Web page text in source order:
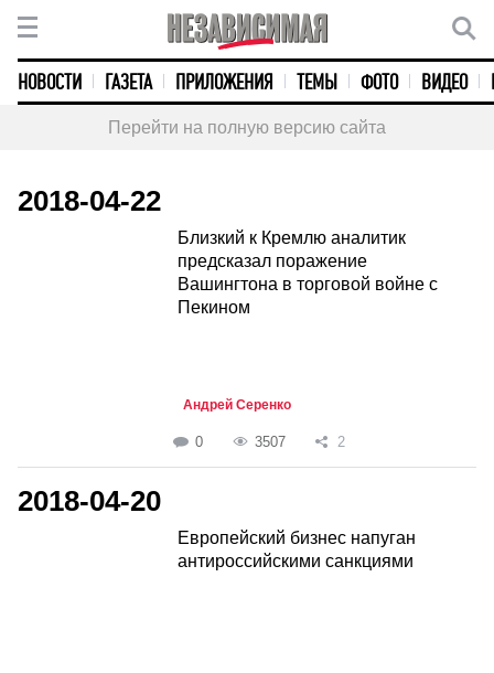
НОВОСТИ ГАЗЕТА ПРИЛОЖЕНИЯ ТЕМЫ ФОТО ВИДЕО
Перейти на полную версию сайта
2018-04-22
Близкий к Кремлю аналитик
предсказал поражение
Вашингтона в торговой войне с
Пекином
Андрей Серенко
0 3507 2
2018-04-20
Европейский бизнес напуган
антироссийскими санкциями